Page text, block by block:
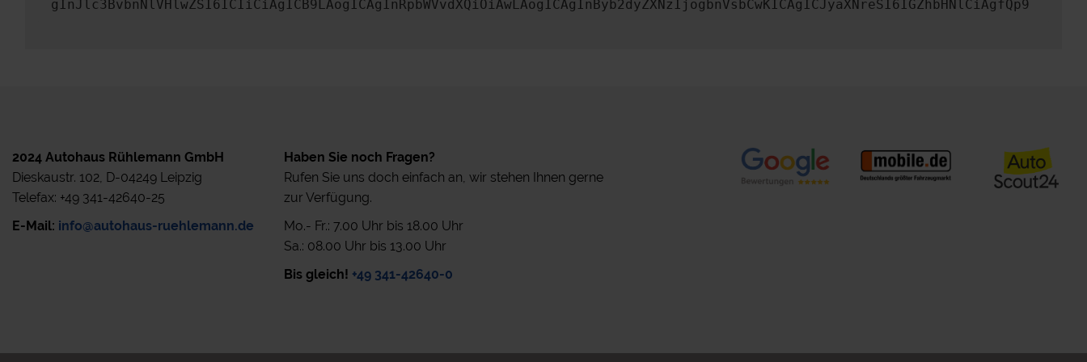
gInJlc3BvbnNlVHlwZSI6ICIiCiAgICB9LAogICAgInRpbWVvdXQiOiAwLAogICAgInByb2dyZXNzIjogbnVsbCwKICAgICJyaXNreSI6IGZhbHNlCiAgfQp9
2024 Autohaus Rühlemann GmbH
Dieskaustr. 102, D-04249 Leipzig
Telefax: +49 341-42640-25
E-Mail: info@autohaus-ruehlemann.de
Haben Sie noch Fragen?
Rufen Sie uns doch einfach an, wir stehen Ihnen gerne
zur Verfügung.
Mo.- Fr.: 7.00 Uhr bis 18.00 Uhr
Sa.: 08.00 Uhr bis 13.00 Uhr
Bis gleich! +49 341-42640-0